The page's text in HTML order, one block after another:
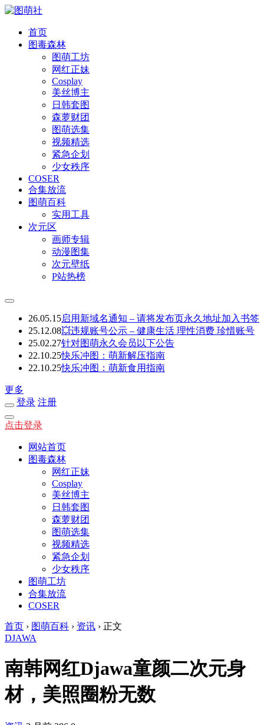
首页
图毒森林
图萌工坊
网红正妹
Cosplay
美丝博主
日韩套图
森萝财团
图萌选集
视频精选
紧急企划
少女秩序
COSER
合集放流
图萌百科
实用工具
次元区
画师专辑
动漫图集
次元壁纸
P站热榜
26.05.15启用新域名通知 – 请将发布页永久地址加入书签
25.12.08💥违规账号公示 – 健康生活 理性消费 珍惜账号
25.02.27针对图萌永久会员以下公告
22.10.25快乐冲图：萌新解压指南
22.10.25快乐冲图：萌新食用指南
更多
登录 注册
点击登录
网站首页
图毒森林
网红正妹
Cosplay
美丝博主
日韩套图
森萝财团
图萌选集
视频精选
紧急企划
少女秩序
图萌工坊
合集放流
COSER
首页 › 图萌百科 › 资讯 › 正文
DJAWA
南韩网红Djawa童颜二次元身
材，美照圈粉无数